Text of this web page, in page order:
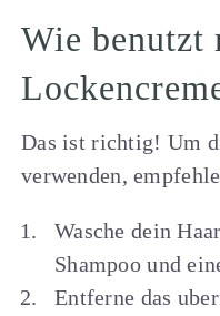
Wie benutzt
Das ist richtig! Um
verwenden,
Wasche dein
Shampoo und
Entferne das